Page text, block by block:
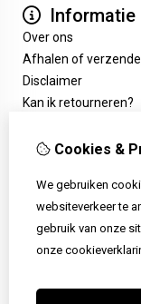
Informatie
Over ons
Afhalen of
Disclaimer
Kan ik retourneren?
Cadeaubon
Contact
Retourneren
Sitemap
Cookies &
We gebruiken
websiteverkeer te
gebruik van onze
onze